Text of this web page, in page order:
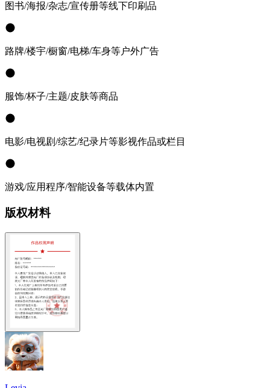
图书/海报/杂志/宣传册等线下印刷品
路牌/楼宇/橱窗/电梯/车身等户外广告
服饰/杯子/主题/皮肤等商品
电影/电视剧/综艺/纪录片等影视作品或栏目
游戏/应用程序/智能设备等载体内置
版权材料